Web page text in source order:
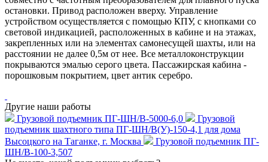
остановки. Привод расположен вверху. Управление
устройством осуществляется с помощью КПУ, с кнопками со
световой индикацией, расположенных в кабине и на этажах,
закрепленных или на элементах самонесущей шахты, или на
расстоянии не далее 0,5м от нее. Все металлоконструкции
покрываются эмалью серого цвета. Пассажирская кабина -
порошковым покрытием, цвет антик серебро.
Другие наши работы
Грузовой подъемник ПГ-ШН/В-5000-6,0
Грузовой
подъемник шахтного типа ПГ-ШН/В(У)-150-4,1 для дома
Высоцкого на Таганке, г. Москва
Грузовой подъемник ПГ-
ШН/В-100-3,507